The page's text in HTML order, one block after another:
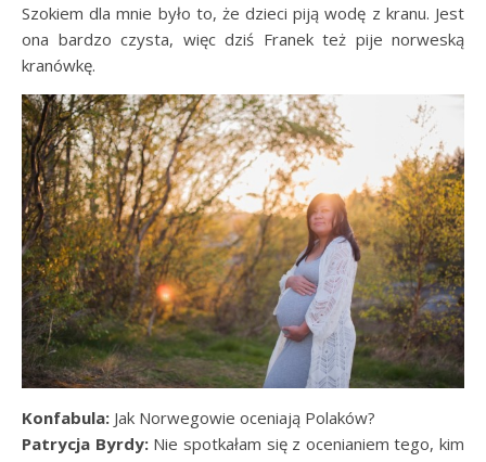
Szokiem dla mnie było to, że dzieci piją wodę z kranu. Jest
ona bardzo czysta, więc dziś Franek też pije norweską
kranówkę.
Konfabula: Jak Norwegowie oceniają Polaków?
Patrycja Byrdy:Nie spotkałam się z ocenianiem tego, kim